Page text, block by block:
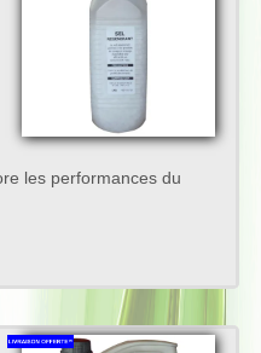
les performances du